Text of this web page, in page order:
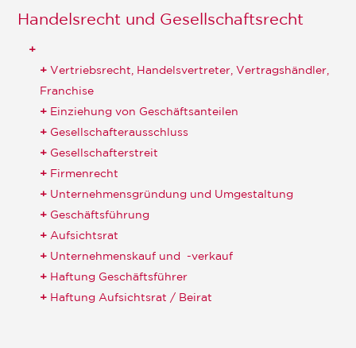
Handelsrecht und Gesellschaftsrecht
Vertriebsrecht, Handelsvertreter, Vertragshändler,
Franchise
Einziehung von Geschäftsanteilen
Gesellschafterausschluss
Gesellschafterstreit
Firmenrecht
Unternehmensgründung und Umgestaltung
Geschäftsführung
Aufsichtsrat
Unternehmenskauf und -verkauf
Haftung Geschäftsführer
Haftung Aufsichtsrat / Beirat